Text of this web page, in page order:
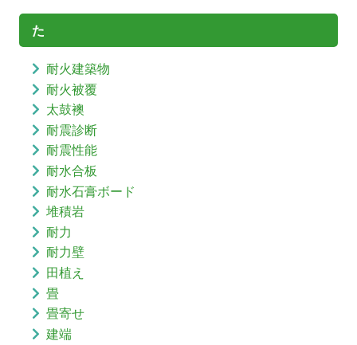
た
耐火建築物
耐火被覆
太鼓襖
耐震診断
耐震性能
耐水合板
耐水石膏ボード
堆積岩
耐力
耐力壁
田植え
畳
畳寄せ
建端